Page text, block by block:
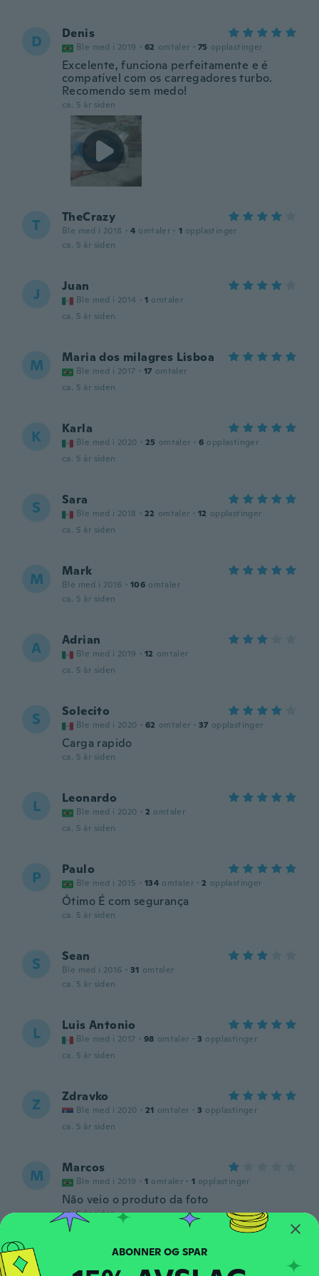
D Denis
Ble med i 2019 · 62 omtaler · 75 opplastinger
Excelente, funciona perfeitamente e é
compatível com os carregadores turbo.
Recomendo sem medo!
ca. 5 år siden
T TheCrazy
Ble med i 2018 · 4 omtaler · 1 opplastinger
ca. 5 år siden
J Juan
Ble med i 2014 · 1 omtaler
ca. 5 år siden
M Maria dos milagres Lisboa
Ble med i 2017 · 17 omtaler
ca. 5 år siden
K Karla
Ble med i 2020 · 25 omtaler · 6 opplastinger
ca. 5 år siden
S Sara
Ble med i 2018 · 22 omtaler · 12 opplastinger
ca. 5 år siden
M Mark
Ble med i 2016 · 106 omtaler
ca. 5 år siden
A Adrian
Ble med i 2019 · 12 omtaler
ca. 5 år siden
S Solecito
Ble med i 2020 · 62 omtaler · 37 opplastinger
Carga rapido
ca. 5 år siden
L Leonardo
Ble med i 2020 · 2 omtaler
ca. 5 år siden
P Paulo
Ble med i 2015 · 134 omtaler · 2 opplastinger
Ótimo É com segurança
ca. 5 år siden
S Sean
Ble med i 2016 · 31 omtaler
ca. 5 år siden
L Luis Antonio
Ble med i 2017 · 98 omtaler · 3 opplastinger
ca. 5 år siden
Z Zdravko
Ble med i 2020 · 21 omtaler · 3 opplastinger
ca. 5 år siden
M Marcos
Ble med i 2019 · 1 omtaler · 1 opplastinger
Não veio o produto da foto
ca. 5 år siden
T Ble med i 2018 · 6 omtaler · 2
opplastinger